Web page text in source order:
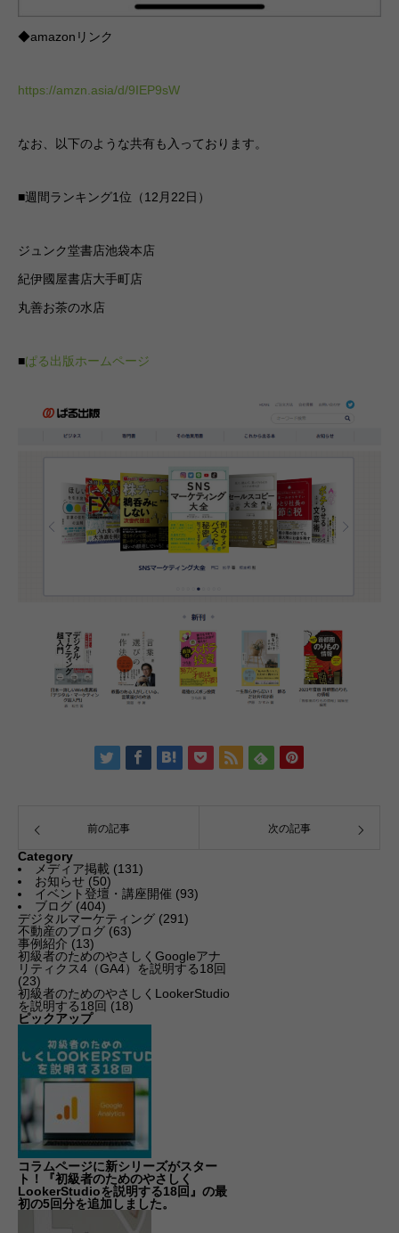
◆amazonリンク
https://amzn.asia/d/9IEP9sW
なお、以下のような共有も入っております。
■週間ランキング1位（12月22日）
ジュンク堂書店池袋本店
紀伊國屋書店大手町店
丸善お茶の水店
■ぱる出版ホームページ
前の記事 次の記事
Category
メディア掲載 (131)
お知らせ (50)
イベント登壇・講座開催 (93)
ブログ (404)
デジタルマーケティング (291)
不動産のブログ (63)
事例紹介 (13)
初級者のためのやさしくGoogleアナ
リティクス4（GA4）を説明する18回
(23)
初級者のためのやさしくLookerStudio
を説明する18回 (18)
ピックアップ
コラムページに新シリーズがスター
ト！『初級者のためのやさしく
LookerStudioを説明する18回』の最
初の5回分を追加しました。